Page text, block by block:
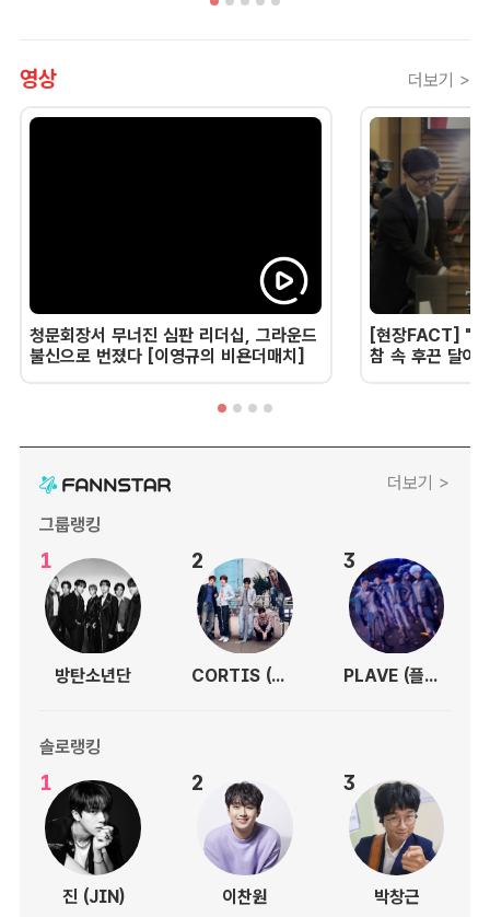
영상 더보기 >
청문회장서 무너진 심판 리더십, 그라운드
불신으로 번졌다 [이영규의 비욘더매치]
[현장FACT] "한
참 속 후끈 달아
더보기 >
그룹랭킹
1
방탄소년단
2
CORTIS (코르티스)
3
PLAVE (플레이브)
솔로랭킹
1
진 (JIN)
2
이찬원
3
박창근